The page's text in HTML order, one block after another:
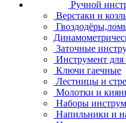
Ручной
Верстаки и
Заточные
Инструмент для
Ключи гаечные
Лестницы и
Молотки и
Наборы
Напильники и